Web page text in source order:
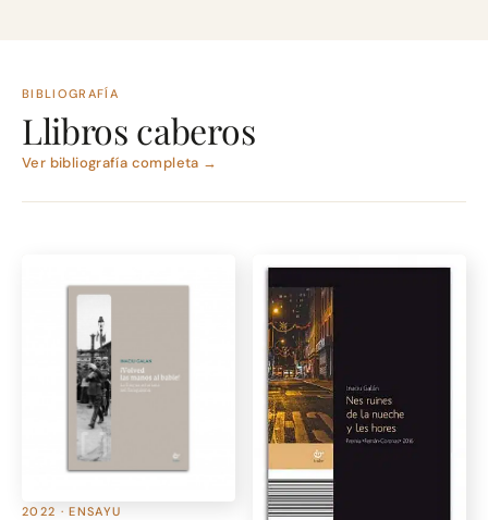
BIBLIOGRAFÍA
Llibros caberos
Ver bibliografía completa →
2022 · ENSAYU